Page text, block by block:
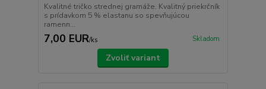
Kvalitné tričko strednej gramáže. Kvalitný priekrčník
s prídavkom 5 % elastanu so spevňujúcou
ramenn...
7,00 EUR/ks Skladom
Zvoliť variant